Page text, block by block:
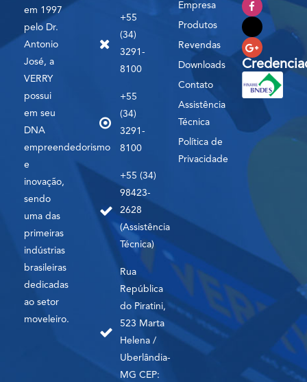
em 1997
pelo Dr.
Antonio
José, a
VERRY
possui
em seu
DNA
empreendedorismo
e
inovação,
sendo
uma das
primeiras
indústrias
brasileiras
dedicadas
ao setor
moveleiro.
+55
(34)
3291-
8100
+55
(34)
3291-
8100
+55 (34)
98423-
2628
(Assistência
Técnica)
Rua
República
do Piratini,
523 Marta
Helena /
Uberlândia-
MG CEP:
Empresa
Produtos
Revendas
Downloads
Contato
Assistência
Técnica
Política de
Privacidade